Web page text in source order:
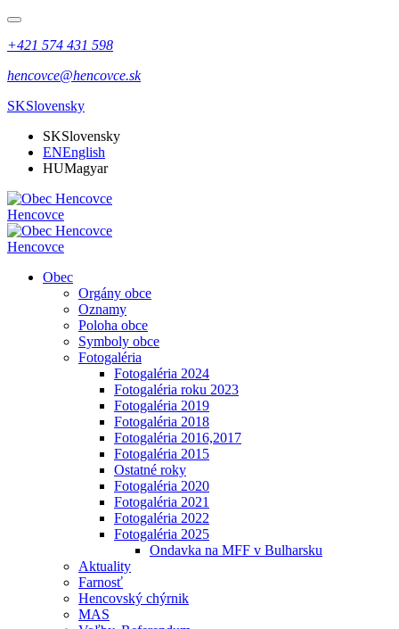
+421 574 431 598
hencovce@hencovce.sk
SKSlovensky
SKSlovensky
ENEnglish
HUMagyar
Hencovce
Hencovce
Obec
Orgány obce
Oznamy
Poloha obce
Symboly obce
Fotogaléria
Fotogaléria 2024
Fotogaléria roku 2023
Fotogaléria 2019
Fotogaléria 2018
Fotogaléria 2016,2017
Fotogaléria 2015
Ostatné roky
Fotogaléria 2020
Fotogaléria 2021
Fotogaléria 2022
Fotogaléria 2025
Ondavka na MFF v Bulharsku
Aktuality
Farnosť
Hencovský chýrnik
MAS